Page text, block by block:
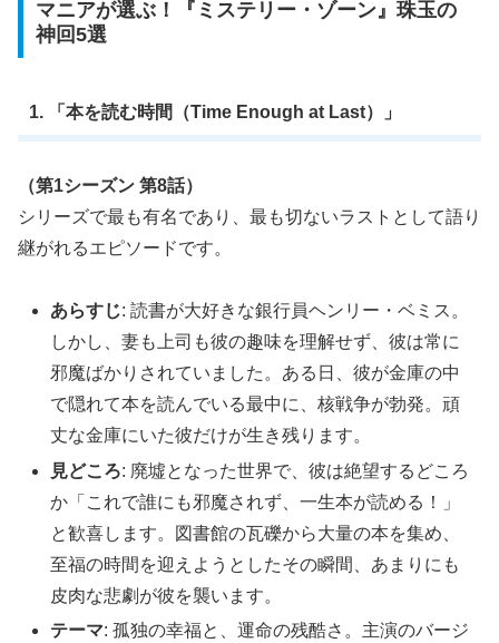
マニアが選ぶ！『ミステリー・ゾーン』珠玉の
神回5選
1. 「本を読む時間（Time Enough at Last）」
（第1シーズン 第8話）
シリーズで最も有名であり、最も切ないラストとして語り
継がれるエピソードです。
あらすじ: 読書が大好きな銀行員ヘンリー・ベミス。
しかし、妻も上司も彼の趣味を理解せず、彼は常に
邪魔ばかりされていました。ある日、彼が金庫の中
で隠れて本を読んでいる最中に、核戦争が勃発。頑
丈な金庫にいた彼だけが生き残ります。
見どころ: 廃墟となった世界で、彼は絶望するどころ
か「これで誰にも邪魔されず、一生本が読める！」
と歓喜します。図書館の瓦礫から大量の本を集め、
至福の時間を迎えようとしたその瞬間、あまりにも
皮肉な悲劇が彼を襲います。
テーマ: 孤独の幸福と、運命の残酷さ。主演のバージ